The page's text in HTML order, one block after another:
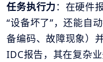
任务执行力：在硬件
“设备坏了”，还能自
备编码、故障现象）
IDC报告，其在复杂